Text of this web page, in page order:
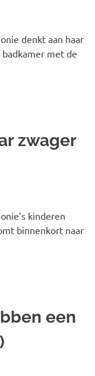
denkt aan haar
met de
zwager
kinderen
binnenkort naar
een